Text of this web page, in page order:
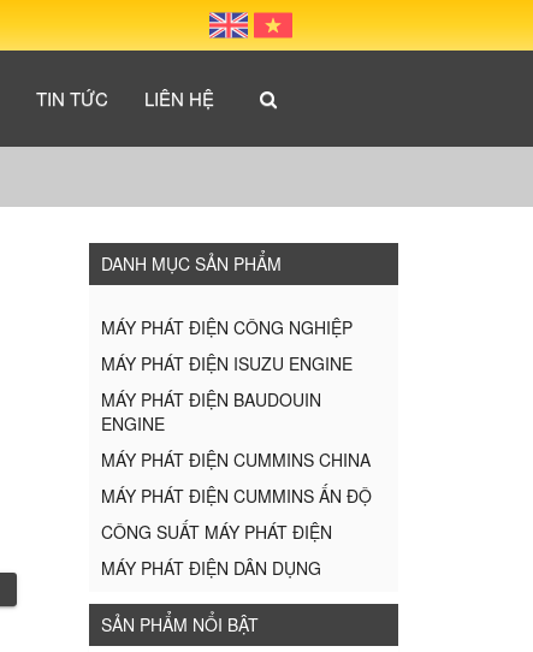
TIN TỨC LIÊN HỆ
DANH MỤC SẢN PHẨM
MÁY PHÁT ĐIỆN CÔNG NGHIỆP
MÁY PHÁT ĐIỆN ISUZU ENGINE
MÁY PHÁT ĐIỆN BAUDOUIN
ENGINE
MÁY PHÁT ĐIỆN CUMMINS CHINA
MÁY PHÁT ĐIỆN CUMMINS ẤN ĐỘ
CÔNG SUẤT MÁY PHÁT ĐIỆN
MÁY PHÁT ĐIỆN DÂN DỤNG
SẢN PHẨM NỔI BẬT